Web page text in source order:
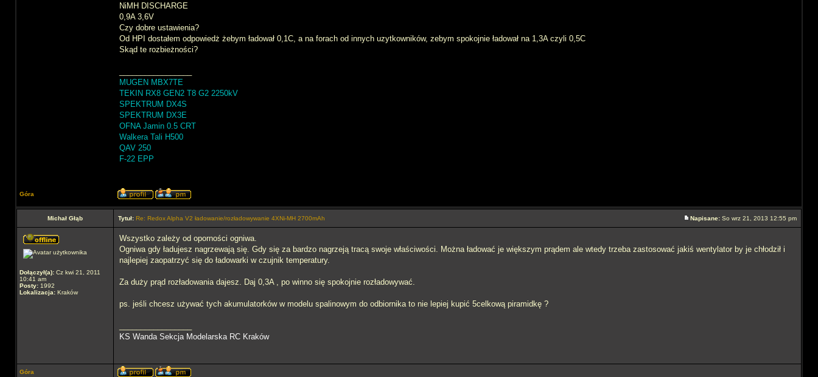
NiMH DISCHARGE
0,9A 3,6V
Czy dobre ustawienia?
Od HPI dostałem odpowiedż żebym ładował 0,1C, a na forach od innych uzytkowników, zebym spokojnie ładował na 1,3A czyli 0,5C
Skąd te rozbieżności?
MUGEN MBX7TE
TEKIN RX8 GEN2 T8 G2 2250kV
SPEKTRUM DX4S
SPEKTRUM DX3E
OFNA Jamin 0.5 CRT
Walkera Tali H500
QAV 250
F-22 EPP
Góra
Michał Głąb Tytuł: Re: Redox Alpha V2 ładowanie/rozładowywanie 4XNi-MH 2700mAh Napisane: So wrz 21, 2013 12:55 pm
Dołączył(a): Cz kwi 21, 2011
10:41 am
Posty: 1992
Lokalizacja: Kraków
Wszystko zależy od oporności ogniwa.
Ogniwa gdy ładujesz nagrzewają się. Gdy się za bardzo nagrzeją tracą swoje właściwości. Można ładować je większym prądem ale wtedy trzeba zastosować jakiś wentylator by je chłodził i
najlepiej zaopatrzyć się do ładowarki w czujnik temperatury.
Za duży prąd rozładowania dajesz. Daj 0,3A , po winno się spokojnie rozładowywać.
ps. jeśli chcesz używać tych akumulatorków w modelu spalinowym do odbiornika to nie lepiej kupić 5celkową piramidkę ?
KS Wanda Sekcja Modelarska RC Kraków
Góra